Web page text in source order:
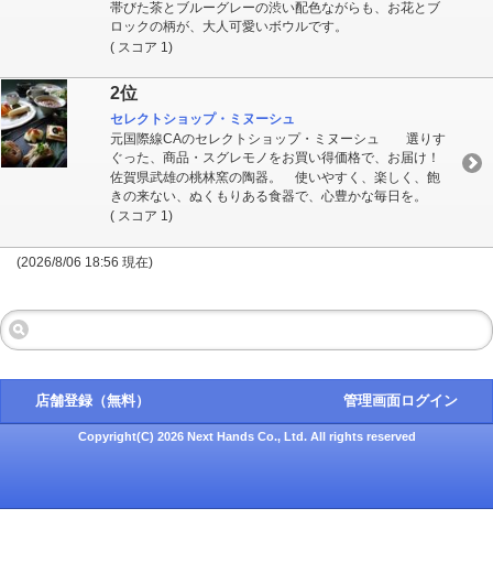
帯びた茶とブルーグレーの渋い配色ながらも、お花とブ
ロックの柄が、大人可愛いボウルです。
( スコア 1)
2位
セレクトショップ・ミヌーシュ
元国際線CAのセレクトショップ・ミヌーシュ 選りす
ぐった、商品・スグレモノをお買い得価格で、お届け！
佐賀県武雄の桃林窯の陶器。 使いやすく、楽しく、飽
きの来ない、ぬくもりある食器で、心豊かな毎日を。
( スコア 1)
(2026/8/06 18:56 現在)
店舗登録（無料） 管理画面ログイン
Copyright(C) 2026 Next Hands Co., Ltd. All rights reserved